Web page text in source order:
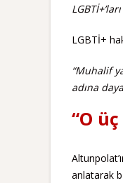
LGBTİ+
“Muhalif
adına
“O
anlatarak